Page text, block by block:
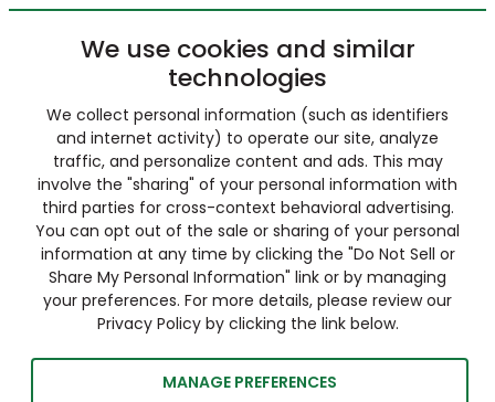
We use cookies and similar
technologies
We collect personal information (such as identifiers
and internet activity) to operate our site, analyze
traffic, and personalize content and ads. This may
involve the "sharing" of your personal information with
third parties for cross-context behavioral advertising.
You can opt out of the sale or sharing of your personal
information at any time by clicking the "Do Not Sell or
Share My Personal Information" link or by managing
your preferences. For more details, please review our
Privacy Policy by clicking the link below.
MANAGE PREFERENCES